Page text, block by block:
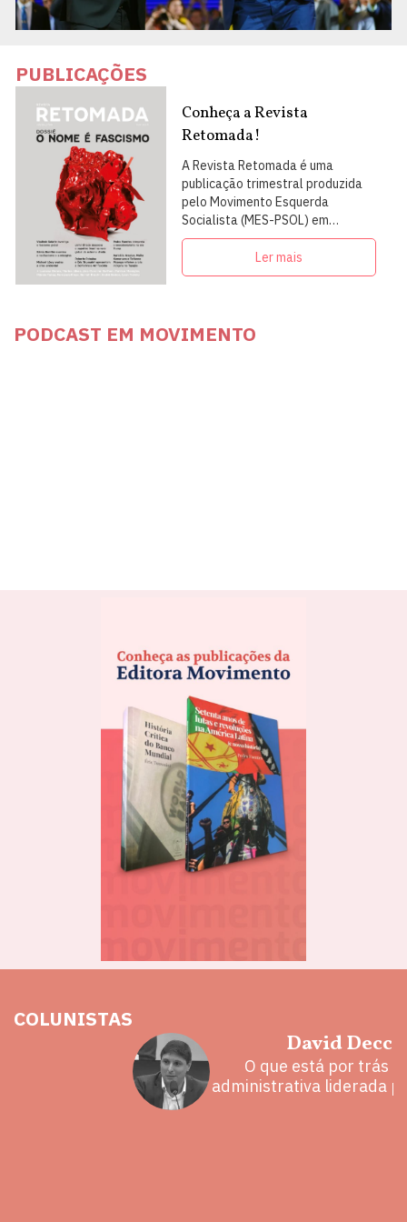
PUBLICAÇÕES
Conheça a Revista
Retomada!
A Revista Retomada é uma
publicação trimestral produzida
pelo Movimento Esquerda
Socialista (MES-PSOL) em
articulação com intelectuais,
militantes e artistas
Ler mais
PODCAST EM MOVIMENTO
COLUNISTAS
David
O que está por trás
administrativa liderada